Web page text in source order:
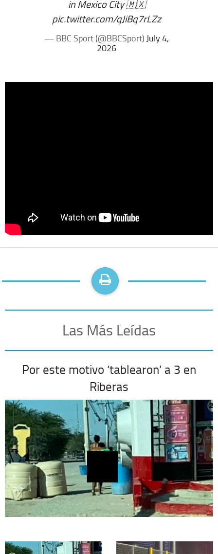
in Mexico City 🇲🇽
pic.twitter.com/qJiBq7rLZz
— BBC Sport (@BBCSport) July 4,
2026
Las Más Leídas
Por este motivo ‘tablearon’ a 3 en
Riberas